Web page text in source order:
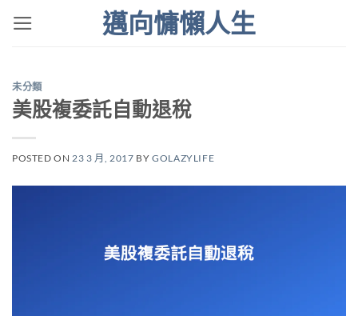
邁向慵懶人生
未分類
美股複委託自動退稅
POSTED ON23 3 月, 2017 BYGOLAZYLIFE